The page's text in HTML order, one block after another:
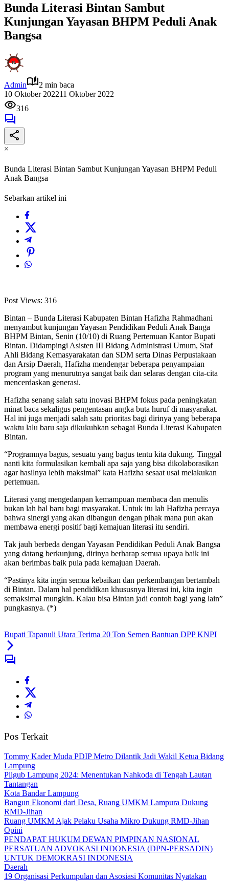
Bunda Literasi Bintan Sambut
Kunjungan Yayasan BHPM Peduli Anak
Bangsa
Admin
2 min baca
10 Oktober 202211 Oktober 2022
316
×
Bunda Literasi Bintan Sambut Kunjungan Yayasan BHPM Peduli
Anak Bangsa
Sebarkan artikel ini
Post Views: 316
Bintan – Bunda Literasi Kabupaten Bintan Hafizha Rahmadhani
menyambut kunjungan Yayasan Pendidikan Peduli Anak Banga
BHPM Bintan, Senin (10/10) di Ruang Pertemuan Kantor Bupati
Bintan. Didampingi Asisten III Bidang Administrasi Umum, Staf
Ahli Bidang Kemasyarakatan dan SDM serta Dinas Perpustakaan
dan Arsip Daerah, Hafizha mendengar beberapa penyampaian
program yang menurutnya sangat baik dan selaras dengan cita-cita
mencerdaskan generasi.
Hafizha senang salah satu inovasi BHPM fokus pada peningkatan
minat baca sekaligus pengentasan angka buta huruf di masyarakat.
Hal ini juga menjadi salah satu prioritas bagi dirinya yang beberapa
waktu lalu baru saja dikukuhkan sebagai Bunda Literasi Kabupaten
Bintan.
“Programnya bagus, sesuatu yang bagus tentu kita dukung. Tinggal
nanti kita formulasikan kembali apa saja yang bisa dikolaborasikan
agar hasilnya lebih maksimal” kata Hafizha sesaat usai melakukan
pertemuan.
Literasi yang mengedanpan kemampuan membaca dan menulis
bukan lah hal baru bagi masyarakat. Untuk itu lah Hafizha percaya
bahwa sinergi yang akan dibangun dengan pihak mana pun akan
membawa energi positif bagi kemajuan literasi itu sendiri.
Tak jauh berbeda dengan Yayasan Pendidikan Peduli Anak Bangsa
yang datang berkunjung, dirinya berharap semua upaya baik ini
akan berimbas baik pula pada kemajuan Daerah.
“Pastinya kita ingin semua kebaikan dan perkembangan bertambah
di Bintan. Dalam hal pendidikan khususnya literasi ini, kita ingin
semaksimal mungkin. Kalau bisa Bintan jadi contoh bagi yang lain”
pungkasnya. (*)
Bupati Tapanuli Utara Terima 20 Ton Semen Bantuan DPP KNPI
Pos Terkait
Tommy Kader Muda PDIP Metro Dilantik Jadi Wakil Ketua Bidang
Lampung
Pilgub Lampung 2024: Menentukan Nahkoda di Tengah Lautan
Tantangan
Kota Bandar Lampung
Bangun Ekonomi dari Desa, Ruang UMKM Lampura Dukung
RMD-Jihan
Ruang UMKM Ajak Pelaku Usaha Mikro Dukung RMD-Jihan
Opini
PENDAPAT HUKUM DEWAN PIMPINAN NASIONAL
PERSATUAN ADVOKASI INDONESIA (DPN-PERSADIN)
UNTUK DEMOKRASI INDONESIA
Daerah
19 Organisasi Perkumpulan dan Asosiasi Komunitas Nyatakan